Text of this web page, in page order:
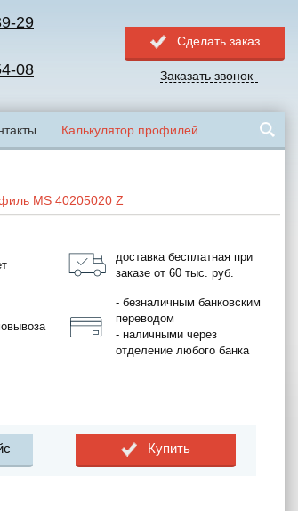
29
08
Сделать заказ
Заказать звонок
Калькулятор профилей
MS 40205020 Z
доставка бесплатная при
заказе от 60 тыс. руб.
- безналичным банковским
переводом
- наличными через
отделение любого банка
Купить